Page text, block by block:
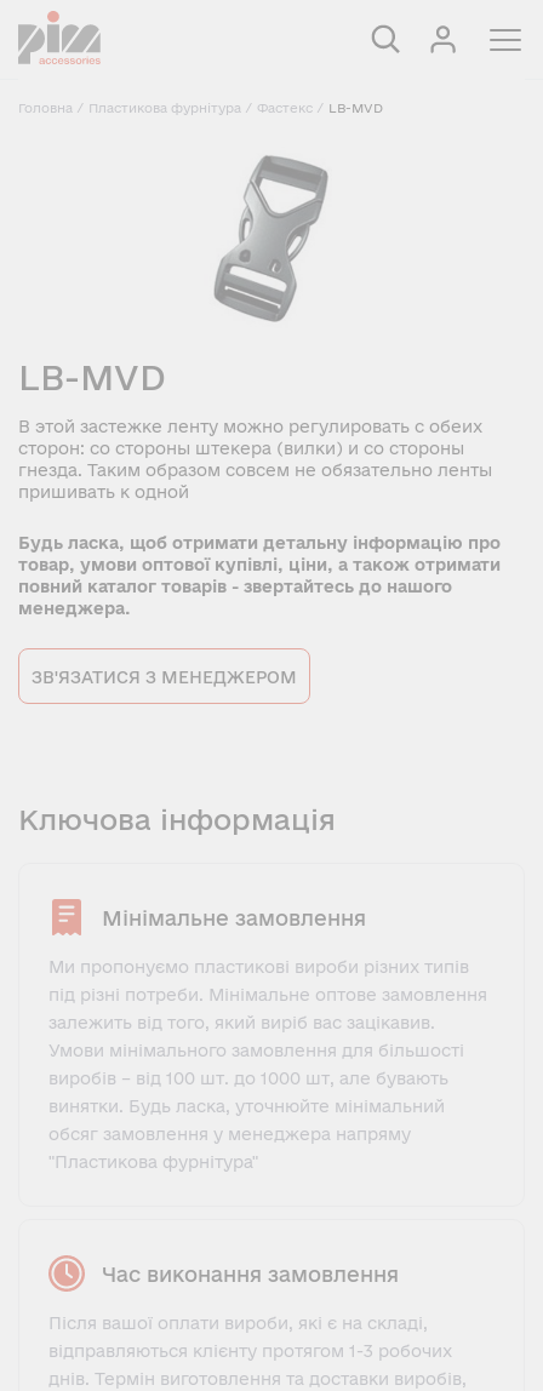
Головна / Пластикова фурнітура / Фастекс / LB-MVD
LB-MVD
В этой застежке ленту можно регулировать с обеих
сторон: со стороны штекера (вилки) и со стороны
гнезда. Таким образом совсем не обязательно ленты
пришивать к одной
Будь ласка, щоб отримати детальну інформацію про
товар, умови оптової купівлі, ціни, а також отримати
повний каталог товарів - звертайтесь до нашого
менеджера.
ЗВ'ЯЗАТИСЯ З МЕНЕДЖЕРОМ
Ключова інформація
Мінімальне замовлення
Ми пропонуємо пластикові вироби різних типів
під різні потреби. Мінімальне оптове замовлення
залежить від того, який виріб вас зацікавив.
Умови мінімального замовлення для більшості
виробів – від 100 шт. до 1000 шт, але бувають
винятки. Будь ласка, уточнюйте мінімальний
обсяг замовлення у менеджера напряму
"Пластикова фурнітура"
Час виконання замовлення
Після вашої оплати вироби, які є на складі,
відправляються клієнту протягом 1-3 робочих
днів. Термін виготовлення та доставки виробів,